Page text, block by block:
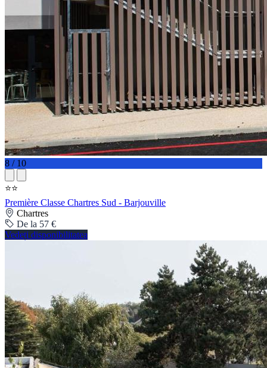
8 / 10
⭐⭐
Première Classe Chartres Sud - Barjouville
Chartres
De la 57 €
Vedeți disponibilitatea